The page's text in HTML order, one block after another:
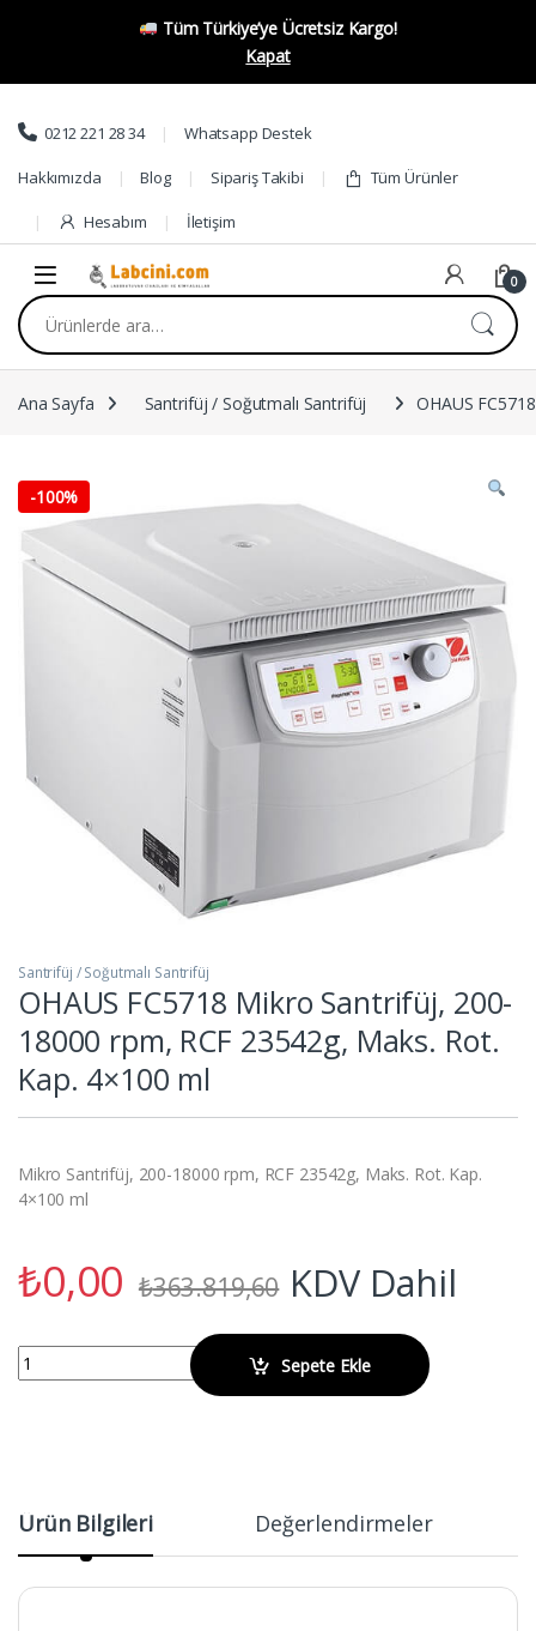
Tüm Türkiye’ye Ücretsiz Kargo!
Kapat
Skip to navigation
Skip to content
0212 221 28 34 Whatsapp Destek
Hakkımızda Blog Sipariş Takibi Tüm Ürünler
Hesabım İletişim
0
Ara:
Ana Sayfa Santrifüj / Soğutmalı Santrifüj OHAUS
-100%
Santrifüj / Soğutmalı Santrifüj
OHAUS FC5718 Mikro Santrifüj, 200-
18000 rpm, RCF 23542g, Maks. Rot.
Kap. 4×100 ml
Mikro Santrifüj, 200-18000 rpm, RCF 23542g, Maks. Rot. Kap.
4×100 ml
₺0,00 ₺363.819,60 KDV Dahil
OHAUS FC5718 Mikro Santrifüj, 200-18000 rpm, RCF 23542g,
Sepete Ekle
Ürün Bilgileri Değerlendirmeler